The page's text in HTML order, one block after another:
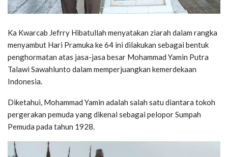
Ka Kwarcab Jefrry Hibatullah menyatakan ziarah dalam rangka
menyambut Hari Pramuka ke 64 ini dilakukan sebagai bentuk
penghormatan atas jasa-jasa besar Mohammad Yamin Putra
Talawi Sawahlunto dalam memperjuangkan kemerdekaan
Indonesia.
Diketahui, Mohammad Yamin adalah salah satu diantara tokoh
pergerakan pemuda yang dikenal sebagai pelopor Sumpah
Pemuda pada tahun 1928.